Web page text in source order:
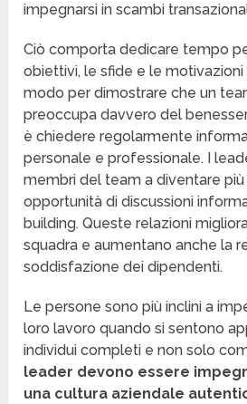
impegnarsi in scambi
Ciò comporta dedicare tempo
obiettivi, le sfide e le motivazioni
modo per dimostrare che un
preoccupa davvero del
è chiedere regolarmente
personale e professionale. I
membri del team a diventare
opportunità di discussioni
building. Queste relazioni
squadra e aumentano anche la
soddisfazione dei dipendenti.
Le persone sono più inclini a
loro lavoro quando si sentono
individui completi e non solo
leader devono essere
una cultura aziendale